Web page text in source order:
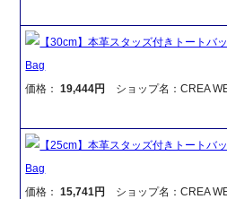
【30cm】本革スタッズ付きトート
Bag
価格：19,444円 ショップ名：CREA
【25cm】本革スタッズ付きトート
Bag
価格：15,741円 ショップ名：CREA